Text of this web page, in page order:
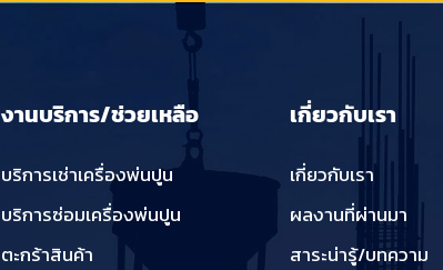
งานบริการ/ช่วยเหลือ
บริการเช่าเครื่องพ่นปูน
บริการซ่อมเครื่องพ่นปูน
ตะกร้าสินค้า
เกี่ยวกับเรา
เกี่ยวกับเรา
ผลงานที่ผ่านมา
สาระน่ารู้/บทความ